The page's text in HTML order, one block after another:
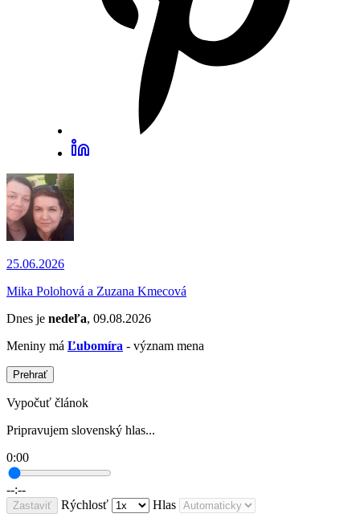
25.06.2026
Mika Polohová a Zuzana Kmecová
Dnes je nedeľa, 09.08.2026
Meniny má Ľubomíra - význam mena
Prehrať
Vypočuť článok
Pripravujem slovenský hlas...
0:00
--:--
Zastaviť Rýchlosť Hlas